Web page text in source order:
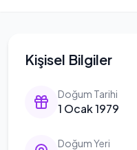
Kişisel Bilgiler
Doğum Tarihi
1 Ocak 1979
Doğum Yeri